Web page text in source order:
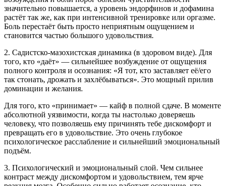
значительно повышается, а уровень эндорфинов и дофамина
растёт так же, как при интенсивной тренировке или оргазме.
Боль перестаёт быть просто неприятным ощущением и
становится частью большого удовольствия.
2. Садистско-мазохистская динамика (в здоровом виде). Для
того, кто «даёт» — сильнейшее возбуждение от ощущения
полного контроля и осознания: «Я тот, кто заставляет её/его
так стонать, дрожать и захлёбываться». Это мощный прилив
доминации и желания.
Для того, кто «принимает» — кайф в полной сдаче. В моменте
абсолютной уязвимости, когда ты настолько доверяешь
человеку, что позволяешь ему причинять тебе дискомфорт и
превращать его в удовольствие. Это очень глубокое
психологическое расслабление и сильнейший эмоциональный
подъём.
3. Психологический и эмоциональный слой. Чем сильнее
контраст между дискомфортом и удовольствием, тем ярче